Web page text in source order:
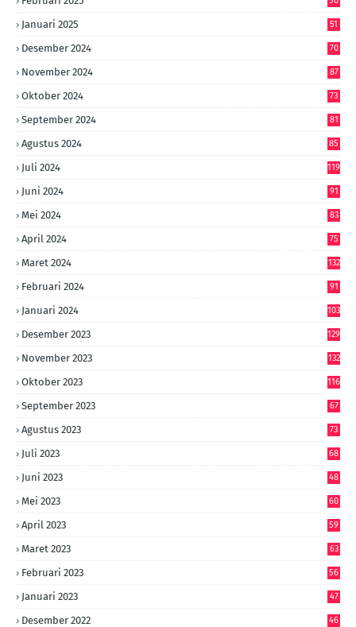
Januari 2025 51
Desember 2024 70
November 2024 87
Oktober 2024 73
September 2024 81
Agustus 2024 85
Juli 2024 119
Juni 2024 91
Mei 2024 83
April 2024 75
Maret 2024 132
Februari 2024 91
Januari 2024 103
Desember 2023 129
November 2023 132
Oktober 2023 116
September 2023 67
Agustus 2023 73
Juli 2023 68
Juni 2023 48
Mei 2023 60
April 2023 59
Maret 2023 63
Februari 2023 56
Januari 2023 47
Desember 2022 46